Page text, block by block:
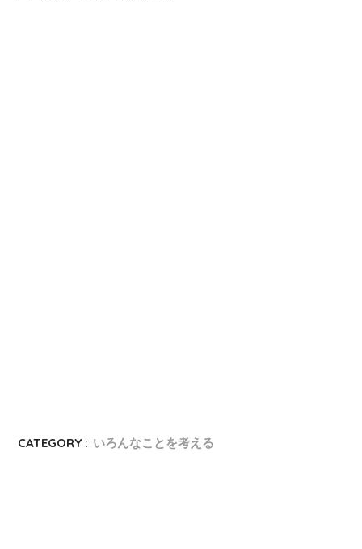
CATEGORY : いろんなことを考える